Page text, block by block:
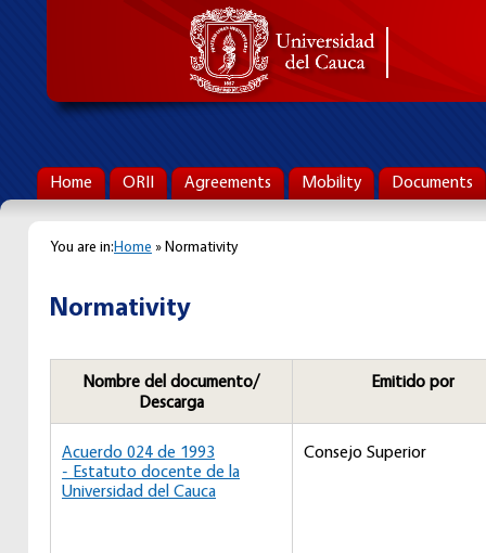
Home ORII Agreements Mobility Documents
You are in:Home » Normativity
Normativity
Nombre del documento/
Descarga
Emitido por
Acuerdo 024 de 1993
- Estatuto docente de la
Universidad del Cauca
Consejo Superior